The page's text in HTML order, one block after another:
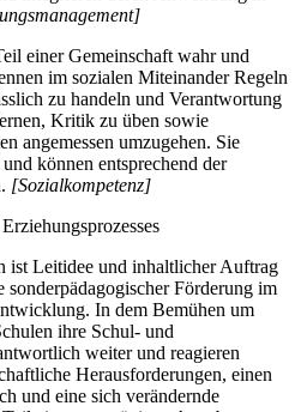
einer Gemeinschaft wahr und
im sozialen Miteinander Regeln
zu handeln und Verantwortung
Kritik zu üben sowie
angemessen umzugehen. Sie
können entsprechend der
[Sozialkompetenz]
ist Leitidee und inhaltlicher Auftrag
Förderung im
In dem Bemühen um
ihre Schul- und
weiter und reagieren
Herausforderungen, einen
und eine sich verändernde